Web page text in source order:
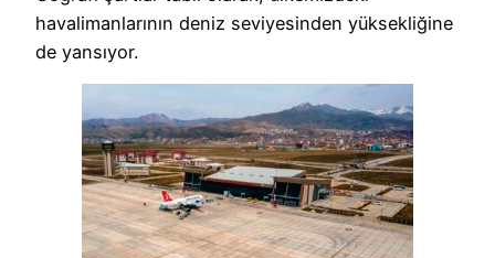
havalimanlarının deniz seviyesinden yüksekliğine
de yansıyor.